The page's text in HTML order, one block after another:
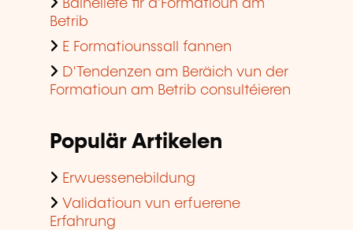
Bäihëllefe fir d'Formatioun am
Betrib
E Formatiounssall fannen
D'Tendenzen am Beräich vun der
Formatioun am Betrib consultéieren
Populär Artikelen
Erwuessenebildung
Validatioun vun erfuerene
Erfahrung